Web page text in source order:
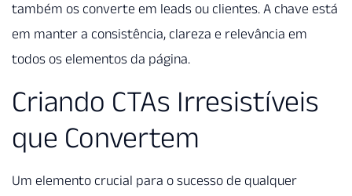
também os converte em leads ou clientes. A chave está
em manter a consistência, clareza e relevância em
todos os elementos da página.
Criando CTAs Irresistíveis
que Convertem
Um elemento crucial para o sucesso de qualquer